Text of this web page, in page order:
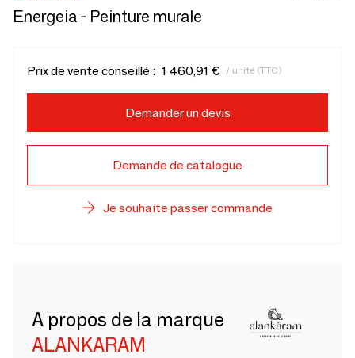
Energeia - Peinture murale
Prix de vente conseillé : 1 460,91 € / unité (TTC)
Demander un devis
Demande de catalogue
Je souhaite passer commande
A propos de la marque
ALANKARAM